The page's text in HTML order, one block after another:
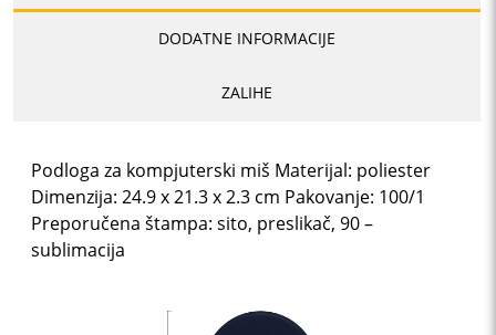
DODATNE INFORMACIJE
ZALIHE
Podloga za kompjuterski miš Materijal: poliester
Dimenzija: 24.9 x 21.3 x 2.3 cm Pakovanje: 100/1
Preporučena štampa: sito, preslikač, 90 –
sublimacija